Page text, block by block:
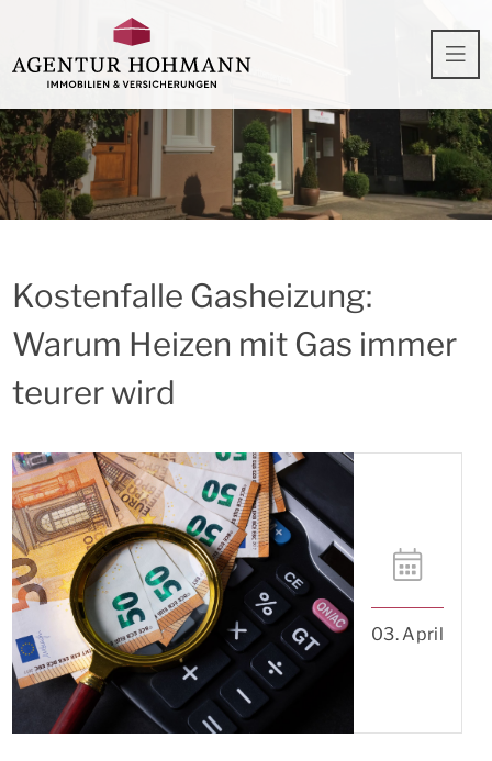
Kostenfalle Gasheizung:
Warum Heizen mit Gas immer
teurer wird
03. April